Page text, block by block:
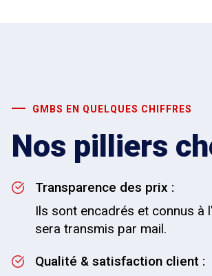
GMBS EN QUELQUES CHIFFRES
Nos pilliers
Transparence des prix :
Ils sont encadrés et connus à
sera transmis par mail.
Qualité & satisfaction client :